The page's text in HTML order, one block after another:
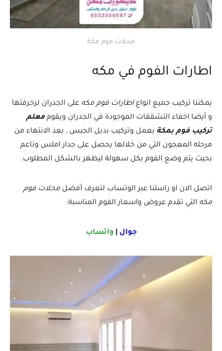
محلات فوم مكة
اطارات الفوم في مكه
يمكننا تركيب جميع انواعاطارات فوم مكه على الجدران لزخرفتها
و أيضا اخفاء التشققات الموجودة في الجدران ويقوممعلم
تركيب فوم بمكة بعمل وتركيب بديل الجبس , بعد الانتهاء من
مرحله المعجون التي من خلالها يحصل على جدار املس وناعم
بحيث يتم وضع الفوم بكل سهولة ليظهر بالشكل المطلوب.
اتصل الان او راسلنا عبر الوتساب لتعرف أفضل محلات فوم
مكه التي تقدم عروض واسعار الفوم المناسبة:
جوال واتساب